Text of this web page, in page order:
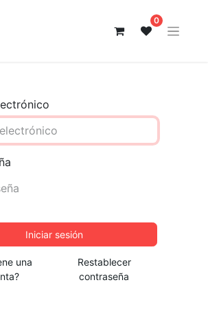
0
Iniciar sesión
una
Restablecer
contraseña